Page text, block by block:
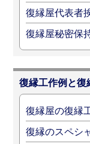
復縁屋代表者
復縁屋秘密保
復縁工作例と復
復縁屋の復縁
復縁のスペシ